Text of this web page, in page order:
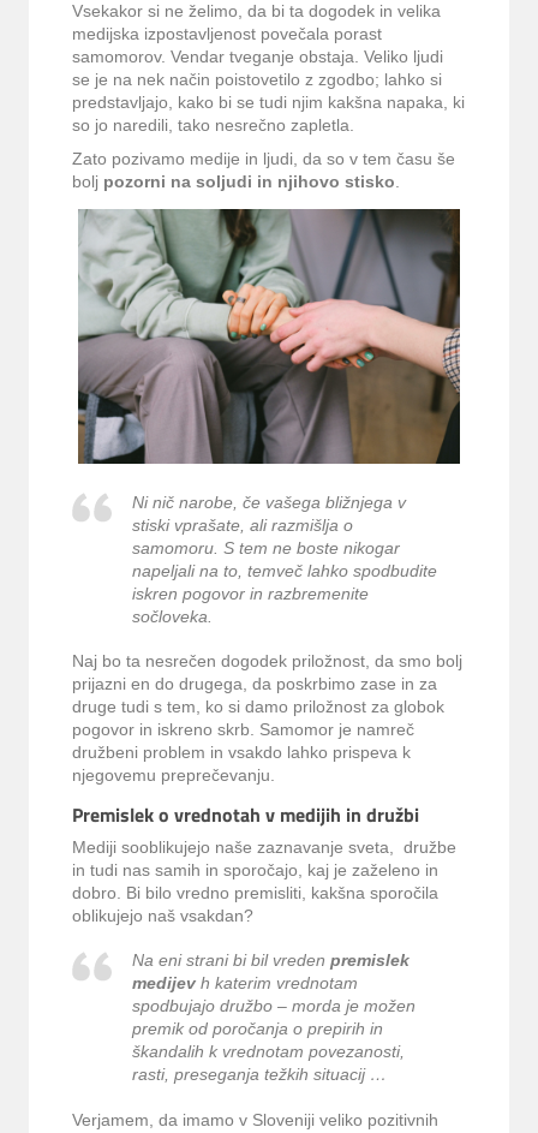
Vsekakor si ne želimo, da bi ta dogodek in velika
medijska izpostavljenost povečala porast
samomorov. Vendar tveganje obstaja. Veliko ljudi
se je na nek način poistovetilo z zgodbo; lahko si
predstavljajo, kako bi se tudi njim kakšna napaka, ki
so jo naredili, tako nesrečno zapletla.
Zato pozivamo medije in ljudi, da so v tem času še
bolj pozorni na soljudi in njihovo stisko
Ni nič narobe, če vašega bližnjega v
stiski vprašate, ali razmišlja o
samomoru. S tem ne boste nikogar
napeljali na to, temveč lahko spodbudite
iskren pogovor in razbremenite
sočloveka.
Naj bo ta nesrečen dogodek priložnost, da smo bolj
prijazni en do drugega, da poskrbimo zase in za
druge tudi s tem, ko si damo priložnost za globok
pogovor in iskreno skrb. Samomor je namreč
družbeni problem in vsakdo lahko prispeva k
njegovemu preprečevanju.
Premislek o vrednotah v medijih in družbi
Mediji sooblikujejo naše zaznavanje sveta, družbe
in tudi nas samih in sporočajo, kaj je zaželeno in
dobro. Bi bilo vredno premisliti, kakšna sporočila
oblikujejo naš vsakdan?
Na eni strani bi bil vredenpremislek
medijev h katerim vrednotam
spodbujajo družbo – morda je možen
premik od poročanja o prepirih in
škandalih k vrednotam povezanosti,
rasti, preseganja težkih situacij …
Verjamem, da imamo v Sloveniji veliko pozitivnih